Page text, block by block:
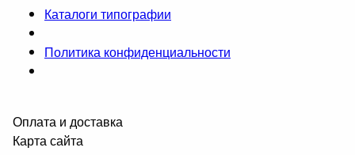
Каталоги типографии
Политика конфиденциальности
Оплата и доставка
Карта сайта